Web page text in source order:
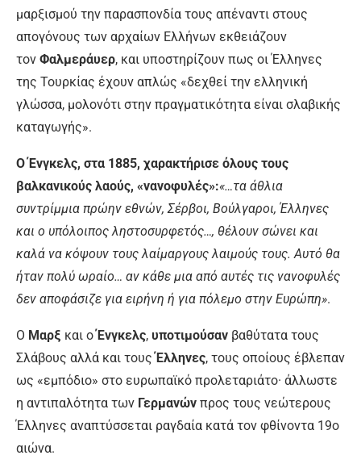
μαρξισμού την παρασπονδία τους απέναντι στους
απογόνους των αρχαίων Ελλήνων εκθειάζουν
τον Φαλμεράυερ, και υποστηρίζουν πως οι Έλληνες
της Τουρκίας έχουν απλώς «δεχθεί την ελληνική
γλώσσα, μολονότι στην πραγματικότητα είναι σλαβικής
καταγωγής».
Ο Ένγκελς, στα 1885, χαρακτήρισε όλους τους
βαλκανικούς λαούς, «νανοφυλές»:«…τα άθλια
συντρίμμια πρώην εθνών, Σέρβοι, Βούλγαροι, Έλληνες
και ο υπόλοιπος ληστοσυρφετός…, θέλουν σώνει και
καλά να κόψουν τους λαίμαργους λαιμούς τους. Αυτό θα
ήταν πολύ ωραίο… αν κάθε μια από αυτές τις νανοφυλές
δεν αποφάσιζε για ειρήνη ή για πόλεμο στην Ευρώπη».
Ο Μαρξ και οΈνγκελς, υποτιμούσαν βαθύτατα τους
Σλάβους αλλά και τουςΈλληνες, τους οποίους έβλεπαν
ως «εμπόδιο» στο ευρωπαϊκό προλεταριάτο· άλλωστε
η αντιπαλότητα των Γερμανών προς τους νεώτερους
Έλληνες αναπτύσσεται ραγδαία κατά τον φθίνοντα 19ο
αιώνα.